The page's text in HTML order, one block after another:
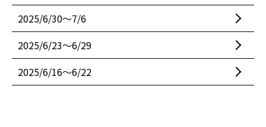
2025/6/30〜7/6
2025/6/23〜6/29
2025/6/16〜6/22